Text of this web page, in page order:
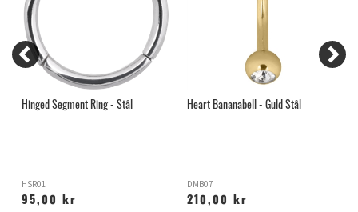
Hinged Segment Ring - Stål
HSR01
95,00 kr
Heart Bananabell - Guld Stål
DMB07
210,00 kr